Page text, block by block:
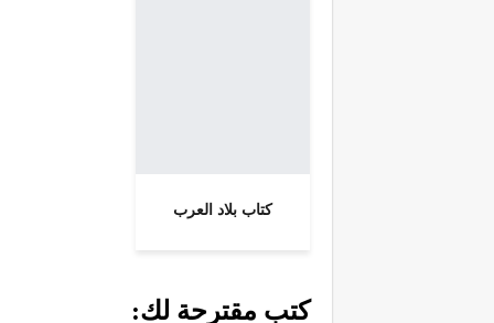
كتاب بلاد العرب
كتب مقترحة لك: